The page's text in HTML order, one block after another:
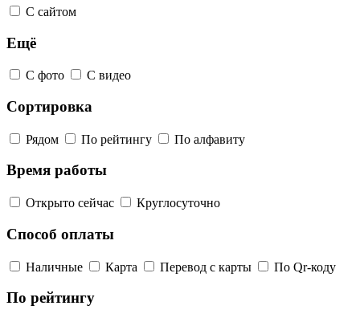
С сайтом
Ещё
С фото С видео
Сортировка
Рядом По рейтингу По алфавиту
Время работы
Открыто сейчас Круглосуточно
Способ оплаты
Наличные Карта Перевод с карты По Qr-коду
По рейтингу